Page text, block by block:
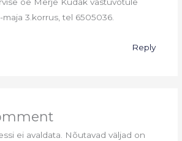
maja 3.korrus, tel 6505036.
Reply
ei avaldata.
Nõutavad väljad on